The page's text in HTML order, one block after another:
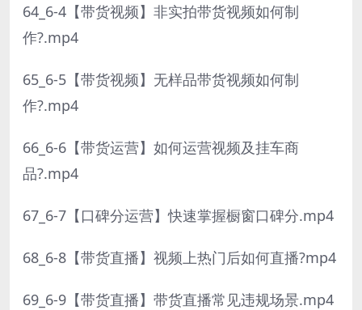
64_6-4【带货视频】非实拍带货视频如何制
作?.mp4
65_6-5【带货视频】无样品带货视频如何制
作?.mp4
66_6-6【带货运营】如何运营视频及挂车商
品?.mp4
67_6-7【口碑分运营】快速掌握橱窗口碑分.mp4
68_6-8【带货直播】视频上热门后如何直播?mp4
69_6-9【带货直播】带货直播常见违规场景.mp4